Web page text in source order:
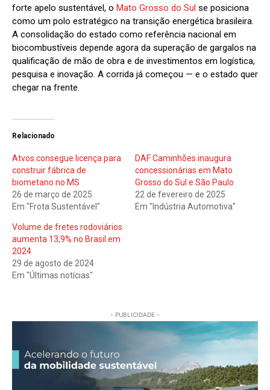
forte apelo sustentável, o Mato Grosso do Sul se posiciona
como um polo estratégico na transição energética brasileira.
A consolidação do estado como referência nacional em
biocombustíveis depende agora da superação de gargalos na
qualificação de mão de obra e de investimentos em logística,
pesquisa e inovação. A corrida já começou — e o estado quer
chegar na frente.
Relacionado
Atvos consegue licença para
construir fábrica de
biometano no MS
26 de março de 2025
Em "Frota Sustentável"
DAF Caminhões inaugura
concessionárias em Mato
Grosso do Sul e São Paulo
22 de fevereiro de 2025
Em "Indústria Automotiva"
Volume de fretes rodoviários
aumenta 13,9% no Brasil em
2024
29 de agosto de 2024
Em "Últimas notícias"
- PUBLICIDADE -